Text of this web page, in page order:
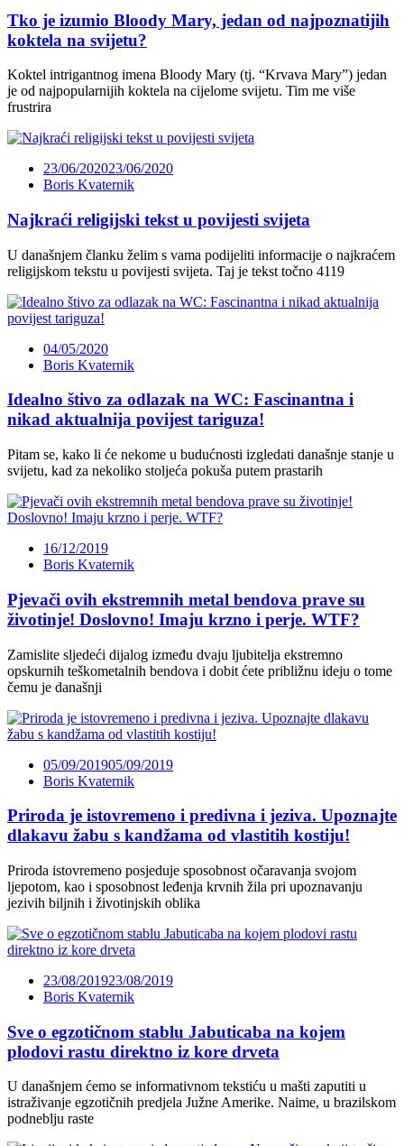
Tko je izumio Bloody Mary, jedan od najpoznatijih
koktela na svijetu?
Koktel intrigantnog imena Bloody Mary (tj. “Krvava Mary”) jedan
je od najpopularnijih koktela na cijelome svijetu. Tim me više
frustrira
23/06/202023/06/2020
Boris Kvaternik
Najkraći religijski tekst u povijesti svijeta
U današnjem članku želim s vama podijeliti informacije o najkraćem
religijskom tekstu u povijesti svijeta. Taj je tekst točno 4119
04/05/2020
Boris Kvaternik
Idealno štivo za odlazak na WC: Fascinantna i
nikad aktualnija povijest tariguza!
Pitam se, kako li će nekome u budućnosti izgledati današnje stanje u
svijetu, kad za nekoliko stoljeća pokuša putem prastarih
16/12/2019
Boris Kvaternik
Pjevači ovih ekstremnih metal bendova prave su
životinje! Doslovno! Imaju krzno i perje. WTF?
Zamislite sljedeći dijalog između dvaju ljubitelja ekstremno
opskurnih teškometalnih bendova i dobit ćete približnu ideju o tome
čemu je današnji
05/09/201905/09/2019
Boris Kvaternik
Priroda je istovremeno i predivna i jeziva. Upoznajte
dlakavu žabu s kandžama od vlastitih kostiju!
Priroda istovremeno posjeduje sposobnost očaravanja svojom
ljepotom, kao i sposobnost leđenja krvnih žila pri upoznavanju
jezivih biljnih i životinjskih oblika
23/08/201923/08/2019
Boris Kvaternik
Sve o egzotičnom stablu Jabuticaba na kojem
plodovi rastu direktno iz kore drveta
U današnjem ćemo se informativnom tekstiću u mašti zaputiti u
istraživanje egzotičnih predjela Južne Amerike. Naime, u brazilskom
podneblju raste